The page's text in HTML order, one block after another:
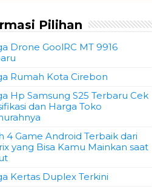
Pilihan
Drone GoolRC MT 9916
Rumah Kota Cirebon
Hp Samsung S25 Terbaru Cek
dan Harga Toko
4 Game Android Terbaik dari
yang Bisa Kamu Mainkan saat
Kertas Duplex Terkini